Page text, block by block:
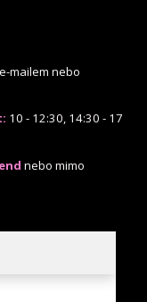
mailem nebo
10 - 12:30, 14:30 - 17
nebo mimo